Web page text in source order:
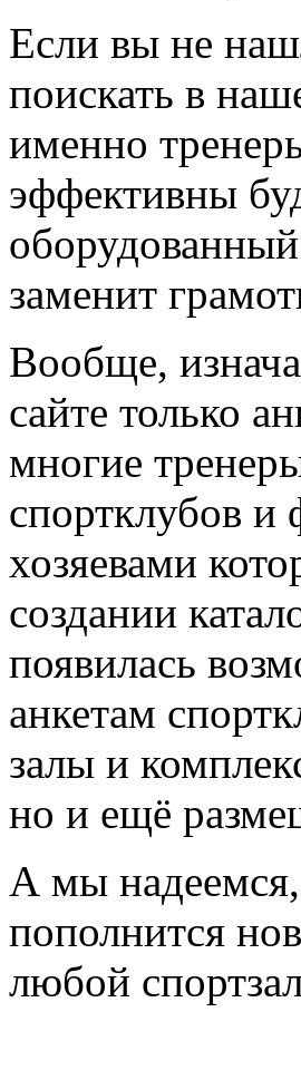
Если вы не
поискать в
именно
эффективны
заменит
Вообще,
сайте только
многие
спортклубов и
хозяевами
создании
появилась
анкетам
залы и
но и ещё
А мы
пополнится
любой